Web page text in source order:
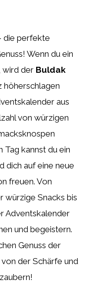
die perfekte
Wenn du ein
wird der Buldak
höherschlagen
aus
von würzigen
kannst du ein
dich auf eine neue
freuen. Von
würzige Snacks bis
Adventskalender
und begeistern.
Genuss der
der Schärfe und